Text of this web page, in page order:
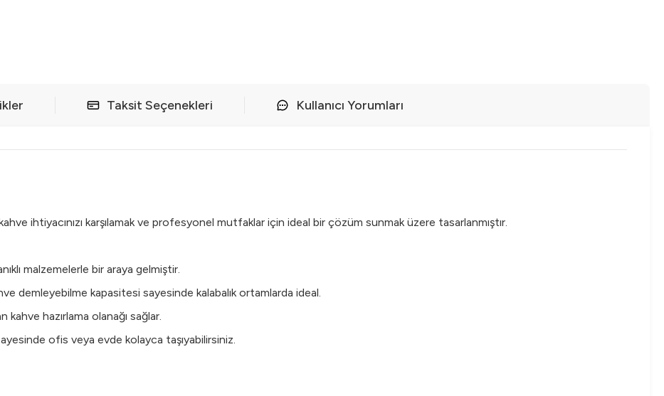
Taksit Seçenekleri Kullanıcı Yorumları
ihtiyacınızı karşılamak ve profesyonel mutfaklar için ideal bir çözüm sunmak üzere tasarlanmıştır.
malzemelerle bir araya gelmiştir.
demleyebilme kapasitesi sayesinde kalabalık ortamlarda ideal.
hazırlama olanağı sağlar.
ofis veya evde kolayca taşıyabilirsiniz.